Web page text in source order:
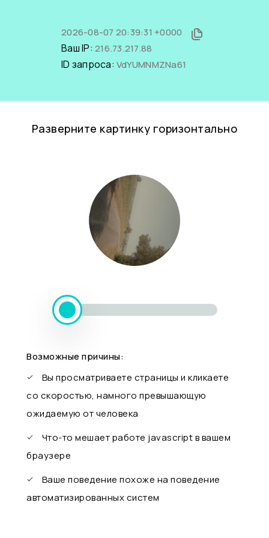
2026-08-07 20:39:31 +0000
Ваш IP: 216.73.217.88
ID запроса: VdYUMNMZNa61
Разверните картинку горизонтально
Возможные причины:
Вы просматриваете страницы и кликаете
со скоростью, намного превышающую
ожидаемую от человека
Что-то мешает работе javascript в вашем
браузере
Ваше поведение похоже на поведение
автоматизированных систем